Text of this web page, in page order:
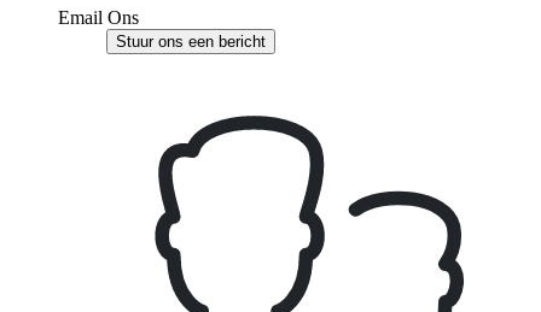
Email Ons
Stuur ons een bericht